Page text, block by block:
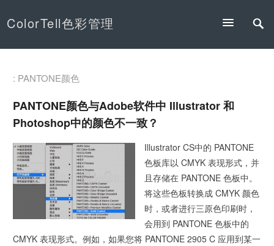
ColorTell色彩管理
: PANTONE颜色
PANTONE颜色与Adobe软件中 Illustrator 和
Photoshop中的颜色不一致？
Illustrator CS中的 PANTONE
色板库以 CMYK 表现形式，并
且存储在 PANTONE 色板中。
将这些色板转换成 CMYK 颜色
时，或者进行三原色印刷时，
会用到 PANTONE 色板中的
CMYK 表现形式。例如，如果您将 PANTONE 2905 C 应用到某一